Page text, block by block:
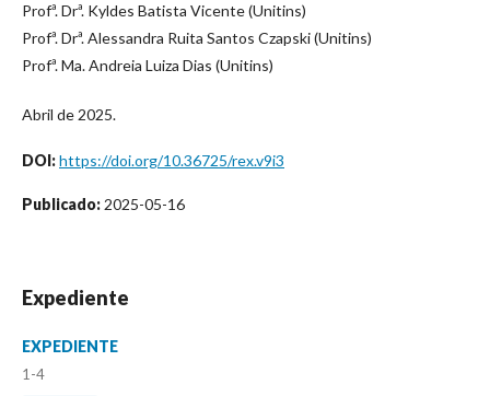
Profª. Drª. Kyldes Batista Vicente (Unitins)
Profª. Drª. Alessandra Ruita Santos Czapski (Unitins)
Profª. Ma. Andreia Luiza Dias (Unitins)
Abril de 2025.
DOI:https://doi.org/10.36725/rex.v9i3
Publicado: 2025-05-16
Expediente
EXPEDIENTE
1-4